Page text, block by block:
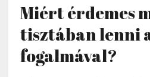
Miért érdemes
tisztában lenni
fogalmával?